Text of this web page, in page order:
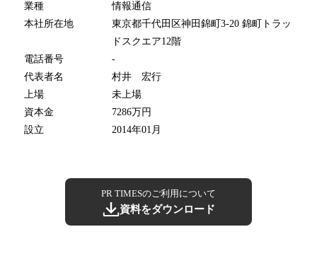
業種
情報通信
本社所在地
東京都千代田区神田錦町3-20 錦町トラッ
ドスクエア12階
電話番号
-
代表者名
村井 宏行
上場
未上場
資本金
7286万円
設立
2014年01月
PR TIMESのご利用について
資料をダウンロード